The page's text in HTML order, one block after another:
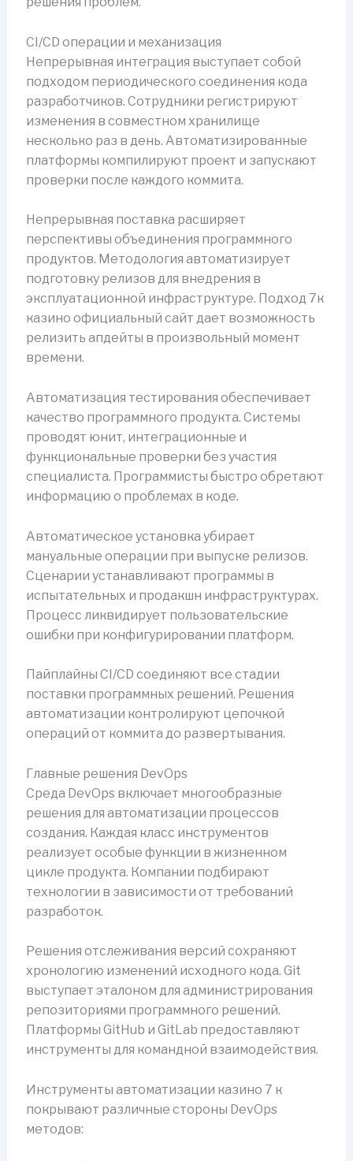
CI/CD операции и механизация
Непрерывная интеграция выступает собой
подходом периодического соединения кода
разработчиков. Сотрудники регистрируют
изменения в совместном хранилище
несколько раз в день. Автоматизированные
платформы компилируют проект и запускают
проверки после каждого коммита.
Непрерывная поставка расширяет
перспективы объединения программного
продуктов. Методология автоматизирует
подготовку релизов для внедрения в
эксплуатационной инфраструктуре. Подход 7к
казино официальный сайт дает возможность
релизить апдейты в произвольный момент
времени.
Автоматизация тестирования обеспечивает
качество программного продукта. Системы
проводят юнит, интеграционные и
функциональные проверки без участия
специалиста. Программисты быстро обретают
информацию о проблемах в коде.
Автоматическое установка убирает
мануальные операции при выпуске релизов.
Сценарии устанавливают программы в
испытательных и продакшн инфраструктурах.
Процесс ликвидирует пользовательские
ошибки при конфигурировании платформ.
Пайплайны CI/CD соединяют все стадии
поставки программных решений. Решения
автоматизации контролируют цепочкой
операций от коммита до развертывания.
Главные решения DevOps
Среда DevOps включает многообразные
решения для автоматизации процессов
создания. Каждая класс инструментов
реализует особые функции в жизненном
цикле продукта. Компании подбирают
технологии в зависимости от требований
разработок.
Решения отслеживания версий сохраняют
хронологию изменений исходного кода. Git
выступает эталоном для администрирования
репозиториями программного решений.
Платформы GitHub и GitLab предоставляют
инструменты для командной взаимодействия.
Инструменты автоматизации казино 7 к
покрывают различные стороны DevOps
методов: